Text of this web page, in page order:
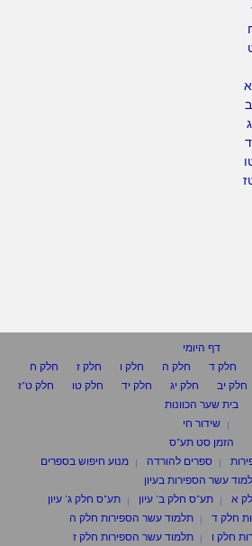
דף היומי
חלק ד חלק ה חלק ו חלק ז
חלק ח
חלק יב חלק יג חלק יד חלק טו
חלק ט"ז
בית שער הכוונות
שידור חי
הזמן סט תע"ס
ספרים להורדה
מנוע חיפוש בספרים
עשר הספירות בעיון
א
תע"ס חלק ב' עיון
תע"ס חלק ג' עיון
חלק ד
תלמוד עשר הספירות חלק ה
חלק ו
תלמוד עשר הספירות חלק ז